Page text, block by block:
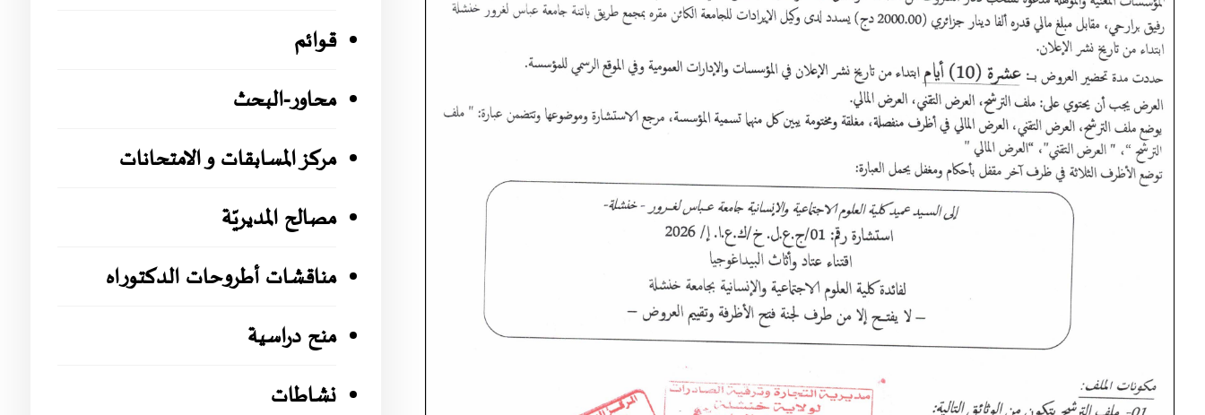
قوائم
محاور-البحث
مركز المسابقات و الامتحانات
مصالح المديريّة
مناقشات أطروحات الدكتوراه
منح دراسية
نشاطات